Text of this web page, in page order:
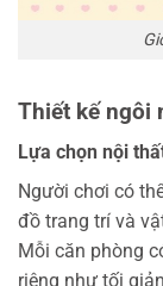
Thiết kế ngôi
Lựa chọn nội
Người chơi có
đồ trang trí và
Mỗi căn phòng
riêng như tối